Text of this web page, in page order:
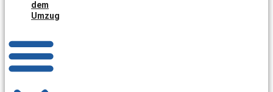
dem
Umzug